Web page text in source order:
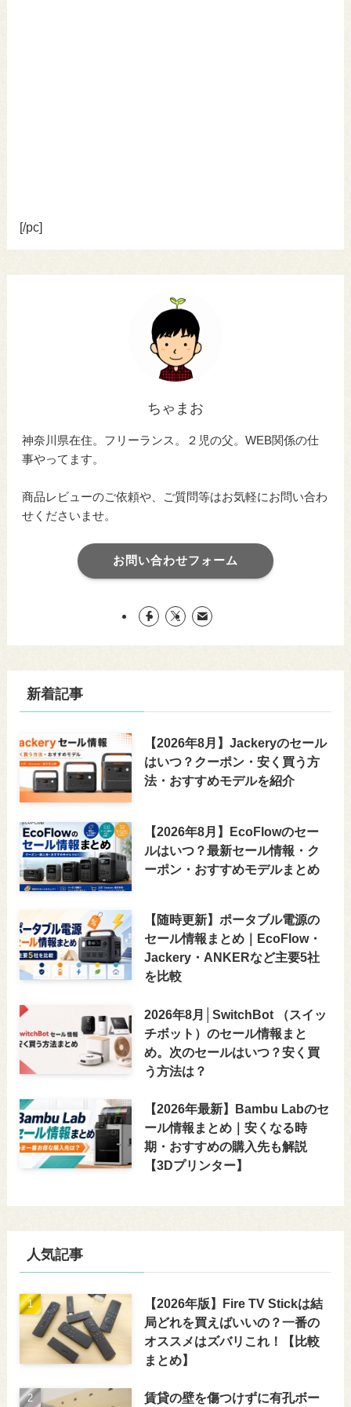
[/pc]
ちゃまお
神奈川県在住。フリーランス。２児の父。WEB関係の仕
事やってます。
商品レビューのご依頼や、ご質問等はお気軽にお問い合わ
せくださいませ。
お問い合わせフォーム
新着記事
【2026年8月】Jackeryのセール
はいつ？クーポン・安く買う方
法・おすすめモデルを紹介
【2026年8月】EcoFlowのセー
ルはいつ？最新セール情報・ク
ーポン・おすすめモデルまとめ
【随時更新】ポータブル電源の
セール情報まとめ｜EcoFlow・
Jackery・ANKERなど主要5社
を比較
2026年8月│SwitchBot （スイッ
チボット）のセール情報まと
め。次のセールはいつ？安く買
う方法は？
【2026年最新】Bambu Labのセ
ール情報まとめ｜安くなる時
期・おすすめの購入先も解説
【3Dプリンター】
人気記事
【2026年版】Fire TV Stickは結
局どれを買えばいいの？一番の
オススメはズバリこれ！【比較
まとめ】
賃貸の壁を傷つけずに有孔ボー